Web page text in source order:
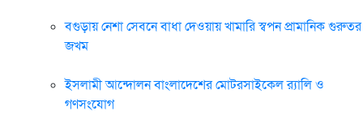
বগুড়ায় নেশা সেবনে বাধা দেওয়ায় খামারি স্বপন প্রামানিক গুরুতর
জখম
ইসলামী আন্দোলন বাংলাদেশের মোটরসাইকেল র‍্যালি ও
গণসংযোগ